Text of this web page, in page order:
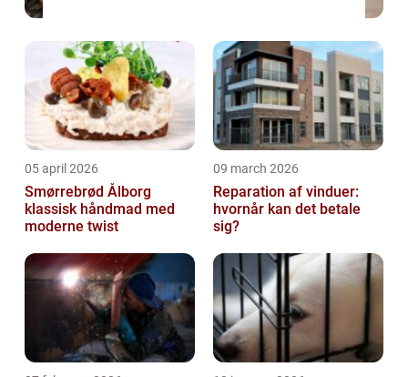
05 april 2026
Smørrebrød Ålborg
klassisk håndmad med
moderne twist
09 march 2026
Reparation af vinduer:
hvornår kan det betale
sig?